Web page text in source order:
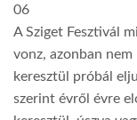
06
A Sziget Fesztivál
vonz, azonban
keresztül próbál
szerint évről évre